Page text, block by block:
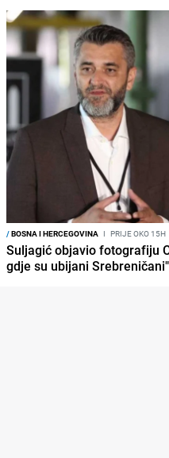
/BOSNA I HERCEGOVINA I PRIJE OKO 15H
Suljagić objavio fotografiju
gdje su ubijani Srebreničani"